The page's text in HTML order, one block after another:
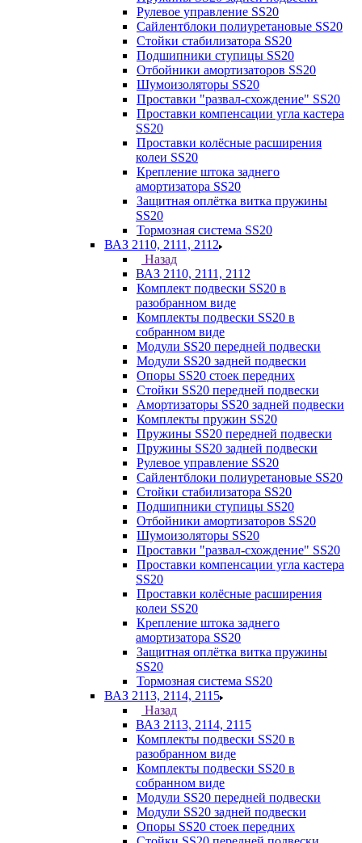
Рулевое управление SS20
Сайлентблоки полиуретановые SS20
Стойки стабилизатора SS20
Подшипники ступицы SS20
Отбойники амортизаторов SS20
Шумоизоляторы SS20
Проставки "развал-схождение" SS20
Проставки компенсации угла кастера
SS20
Проставки колёсные расширения
колеи SS20
Крепление штока заднего
амортизатора SS20
Защитная оплётка витка пружины
SS20
Тормозная система SS20
ВАЗ 2110, 2111, 2112
Назад
ВАЗ 2110, 2111, 2112
Комплект подвески SS20 в
разобранном виде
Комплекты подвески SS20 в
собранном виде
Модули SS20 передней подвески
Модули SS20 задней подвески
Опоры SS20 стоек передних
Стойки SS20 передней подвески
Амортизаторы SS20 задней подвески
Комплекты пружин SS20
Пружины SS20 передней подвески
Пружины SS20 задней подвески
Рулевое управление SS20
Сайлентблоки полиуретановые SS20
Стойки стабилизатора SS20
Подшипники ступицы SS20
Отбойники амортизаторов SS20
Шумоизоляторы SS20
Проставки "развал-схождение" SS20
Проставки компенсации угла кастера
SS20
Проставки колёсные расширения
колеи SS20
Крепление штока заднего
амортизатора SS20
Защитная оплётка витка пружины
SS20
Тормозная система SS20
ВАЗ 2113, 2114, 2115
Назад
ВАЗ 2113, 2114, 2115
Комплекты подвески SS20 в
разобранном виде
Комплекты подвески SS20 в
собранном виде
Модули SS20 передней подвески
Модули SS20 задней подвески
Опоры SS20 стоек передних